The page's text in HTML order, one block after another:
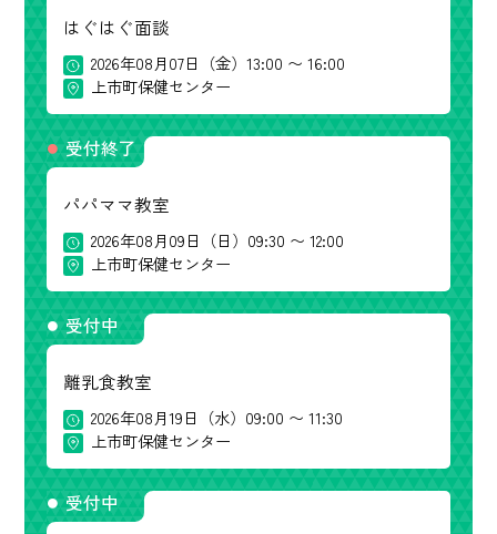
はぐはぐ面談
2026年08月07日（金）13:00 〜 16:00
上市町保健センター
受付終了
パパママ教室
2026年08月09日（日）09:30 〜 12:00
上市町保健センター
受付中
離乳食教室
2026年08月19日（水）09:00 〜 11:30
上市町保健センター
受付中